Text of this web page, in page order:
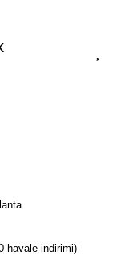
havale indirimi)